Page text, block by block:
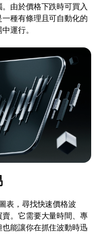
由於價格下跌時可買入
種有條理且可自動化的
運行。
表，尋找快速價格波
。它需要大量時間、專
能讓你在抓住波動時迅